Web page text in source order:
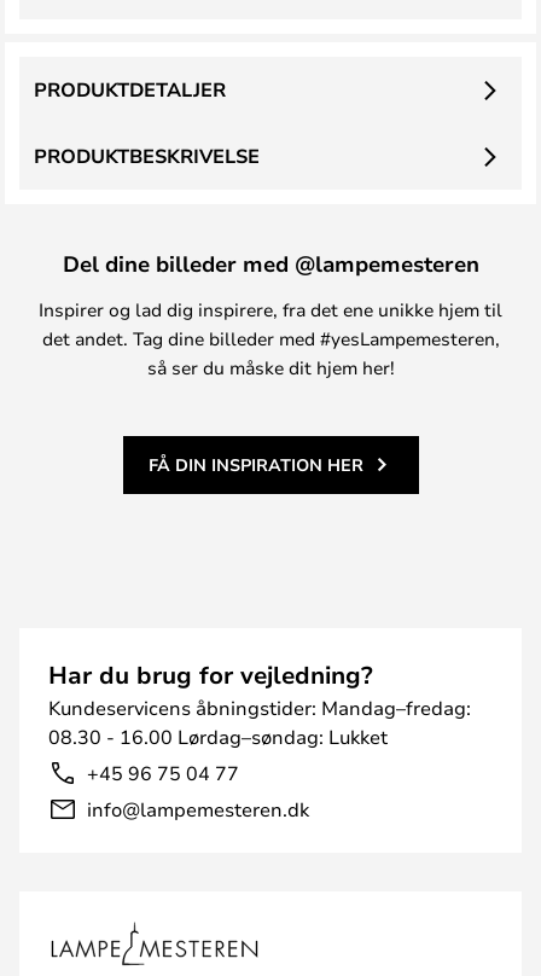
PRODUKTBESKRIVELSE
PRODUKTDETALJER
Del dine billeder med @lampemesteren
Inspirer og lad dig inspirere, fra det ene unikke hjem til
det andet. Tag dine billeder med #yesLampemesteren,
så ser du måske dit hjem her!
FÅ DIN INSPIRATION HER
Har du brug for vejledning?
Kundeservicens åbningstider: Mandag–fredag:
08.30 - 16.00 Lørdag–søndag: Lukket
+45 96 75 04 77
info@lampemesteren.dk